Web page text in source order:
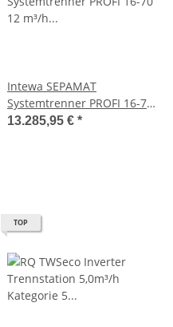
Intewa SEPAMAT
Systemtrenner PROFI 16-70
12 m³/h Inverter EN1717
13.285,95 € *
TOP